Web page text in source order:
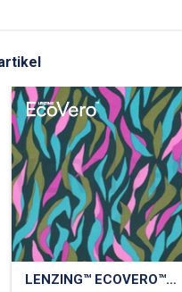
LENZING™ ECOVERO™ ABSTRACT